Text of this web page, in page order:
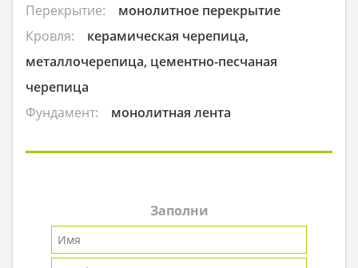
Перекрытие:
монолитное перекрытие
Кровля:
керамическая черепица,
металлочерепица, цементно-песчаная
черепица
Фундамент:
монолитная лента
Заполни